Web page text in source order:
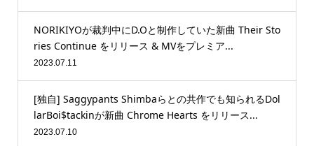
NORIKIYOが裁判中にD.Oと制作していた新曲 Their Sto
ries Continue をリリース & MVをプレミア...
2023.07.11
[独自] Saggypants Shimbaらとの共作でも知られるDol
larBoi$tackinが新曲 Chrome Hearts をリリース...
2023.07.10